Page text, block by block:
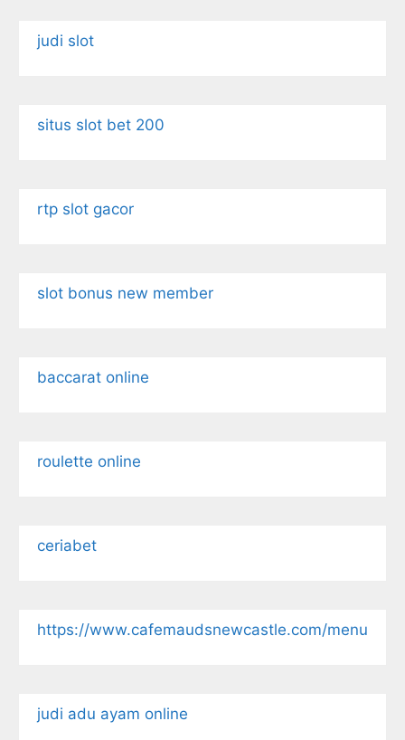
judi slot
situs slot bet 200
rtp slot gacor
slot bonus new member
baccarat online
roulette online
ceriabet
https://www.cafemaudsnewcastle.com/menu
judi adu ayam online